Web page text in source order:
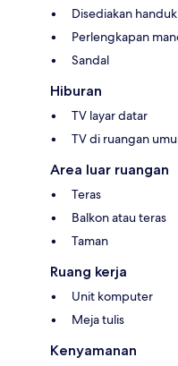
Disediakan handuk
Perlengkapan
Sandal
Hiburan
TV layar datar
TV di ruangan
Area luar ruangan
Teras
Balkon atau teras
Taman
Ruang kerja
Unit komputer
Meja tulis
Kenyamanan